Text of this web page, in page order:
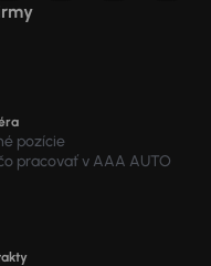
pozície
pracovať v AAA AUTO